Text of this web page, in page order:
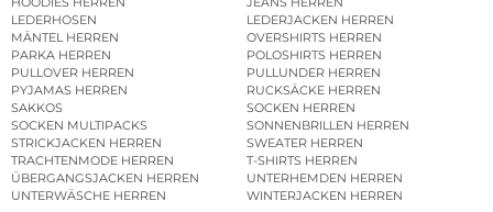
LEDERHOSEN
LEDERJACKEN HERREN
MÄNTEL HERREN
OVERSHIRTS HERREN
PARKA HERREN
POLOSHIRTS HERREN
PULLOVER HERREN
PULLUNDER HERREN
PYJAMAS HERREN
RUCKSÄCKE HERREN
SAKKOS
SOCKEN HERREN
SOCKEN MULTIPACKS
SONNENBRILLEN HERREN
STRICKJACKEN HERREN
SWEATER HERREN
TRACHTENMODE HERREN
T-SHIRTS HERREN
ÜBERGANGSJACKEN HERREN
UNTERHEMDEN HERREN
UNTERWÄSCHE HERREN
WINTERJACKEN HERREN